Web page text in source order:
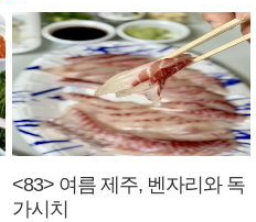
<83> 여름 제주, 벤자리와 독
가시치